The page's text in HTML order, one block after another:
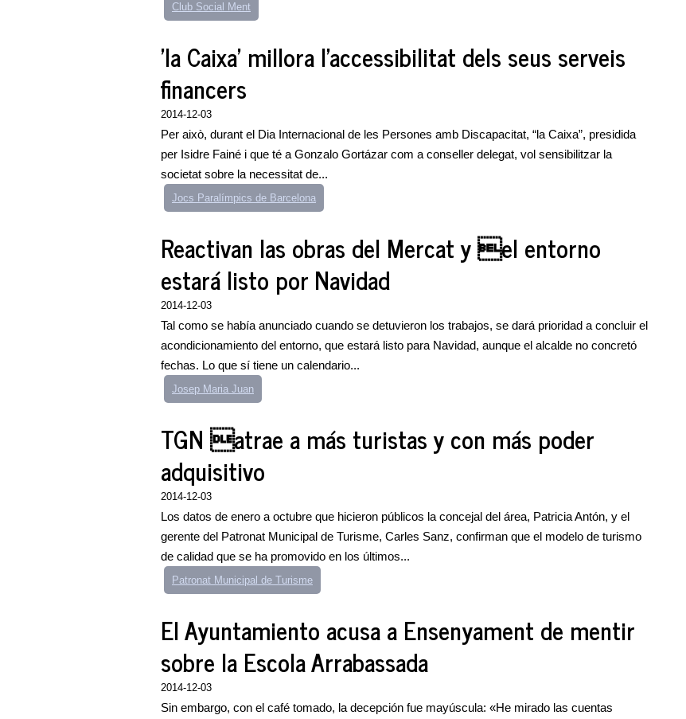
Club Social Ment
'la Caixa' millora l'accessibilitat dels seus serveis
financers
2014-12-03
Per això, durant el Dia Internacional de les Persones amb Discapacitat, “la Caixa”, presidida
per Isidre Fainé i que té a Gonzalo Gortázar com a conseller delegat, vol sensibilitzar la
societat sobre la necessitat de...
Jocs Paralímpics de Barcelona
Reactivan las obras del Mercat y el entorno
estará listo por Navidad
2014-12-03
Tal como se había anunciado cuando se detuvieron los trabajos, se dará prioridad a concluir el
acondicionamiento del entorno, que estará listo para Navidad, aunque el alcalde no concretó
fechas. Lo que sí tiene un calendario...
Josep Maria Juan
TGN atrae a más turistas y con más poder
adquisitivo
2014-12-03
Los datos de enero a octubre que hicieron públicos la concejal del área, Patricia Antón, y el
gerente del Patronat Municipal de Turisme, Carles Sanz, confirman que el modelo de turismo
de calidad que se ha promovido en los últimos...
Patronat Municipal de Turisme
El Ayuntamiento acusa a Ensenyament de mentir
sobre la Escola Arrabassada
2014-12-03
Sin embargo, con el café tomado, la decepción fue mayúscula: «He mirado las cuentas